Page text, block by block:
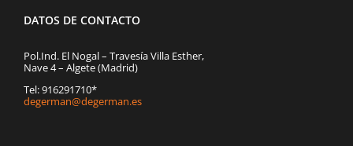
DATOS DE CONTACTO
Pol.Ind. El Nogal – Travesía Villa Esther,
Nave 4 – Algete (Madrid)
Tel: 916291710*
degerman@degerman.es